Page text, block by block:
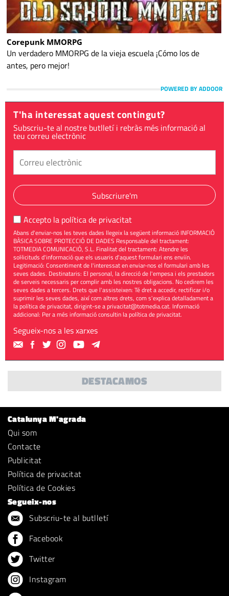
Corepunk MMORPG
Un verdadero MMORPG de la vieja escuela ¡Cómo los de
antes, pero mejor!
POWERED BY ADDOOR
T'ha interessat aquest contingut?
Subscriu-te al nostre butlletí i rebràs més informació al
teu correu electrònic
Subscriure'm
Accepto la política de privacitat
Abans d'enviar-nos les teves dades llegeix la següent informació INFORMACIÓ
BÀSICA SOBRE PROTECCIÓ DE DADES Responsable del tractament:
TOTMEDIA COMUNICACIÓ, S.L. Finalitat del tractament: Atendre les
sol·licituds d'informació que els usuaris d'aquest formulari ens enviïn.
Legitimació: Consentiment de l'interessat en enviar-nos el formulari amb les
seves dades. Destinataris: El personal, la direcció de l'empesa i els prestadors
de serveis necessaris per complir amb les nostres obligacions. No cedirem les
seves dades a tercers. Drets que l'assisteixen: Té dret a accedir, rectificar i/o
suprimir les seves dades, així com altres drets, com s'explica detalladament a
la política de privacitat, dirigint-se aprivacitat@totmedia.cat. Informació
addicional: Per a més informació consultin lapolítica de privacitat.
Segueix-nos a les xarxes
DESTACAMOS
Catalunya M'agrada
Qui som
Contacte
Publicitat
Política de privacitat
Política de Cookies
Segueix-nos
Subscriu-te al butlletí
Facebook
Twitter
Instagram